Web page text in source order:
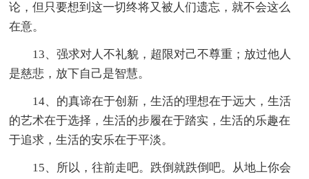
论，但只要想到这一切终将又被人们遗忘，就不会这么
在意。
13、强求对人不礼貌，超限对己不尊重；放过他人
是慈悲，放下自己是智慧。
14、的真谛在于创新，生活的理想在于远大，生活
的艺术在于选择，生活的步履在于踏实，生活的乐趣在
于追求，生活的安乐在于平淡。
15、所以，往前走吧。跌倒就跌倒吧。从地上你会